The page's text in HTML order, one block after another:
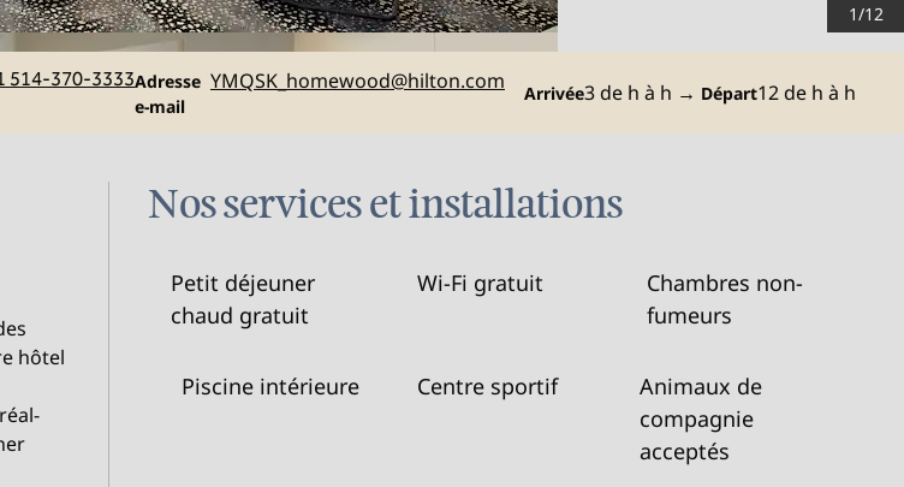
1/12
514-370-3333Adresse
e-mail
Email YMQSK_homewood@hilton.com Arrivée3 de h à h → Départ12 de h à h
hôtel
Nos services et installations
Petit déjeuner
chaud gratuit
Wi-Fi gratuit
Chambres non-
fumeurs
Piscine intérieure Centre sportif
Animaux de
compagnie
acceptés